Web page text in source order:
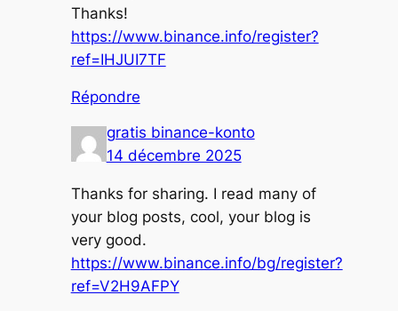
Thanks!
https://www.binance.info/register?
ref=IHJUI7TF
Répondre
gratis binance-konto
14 décembre 2025
Thanks for sharing. I read many of
your blog posts, cool, your blog is
very good.
https://www.binance.info/bg/register?
ref=V2H9AFPY